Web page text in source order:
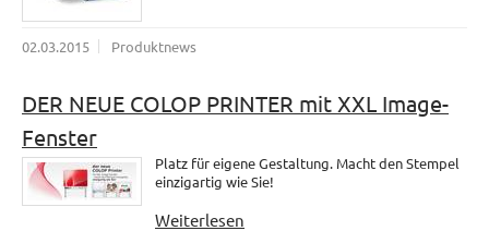
02.03.2015 Produktnews
DER NEUE COLOP PRINTER mit XXL Image-
Fenster
Platz für eigene Gestaltung. Macht den Stempel
einzigartig wie Sie!
Weiterlesen